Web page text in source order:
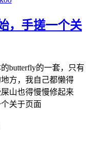
，手搓一个关
butterfly的一套，只有
方，我自己都懒得
山也得慢慢修起来
关于页面